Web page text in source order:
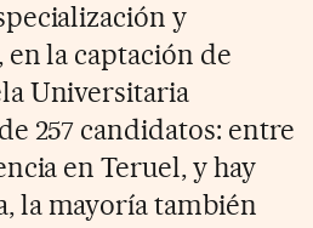
y
la captación de
Universitaria
257 candidatos: entre
en Teruel, y hay
la mayoría también